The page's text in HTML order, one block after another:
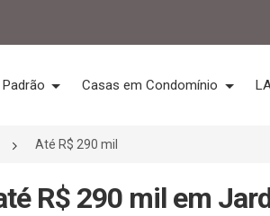
Casas em Condomínio
Até R$ 290 mil
R$ 290 mil em